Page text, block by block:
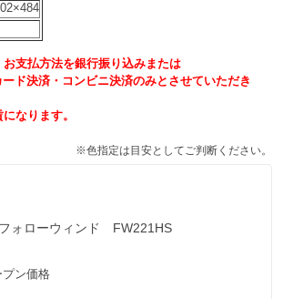
支払方法を銀行振り込みまたは
ド決済・コンビニ決済のみとさせていただき
なります。
※色指定は目安としてご判断ください。
ローウィンド FW221HS
プン価格